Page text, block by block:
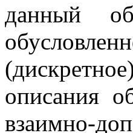
данный
описания
взаимно-